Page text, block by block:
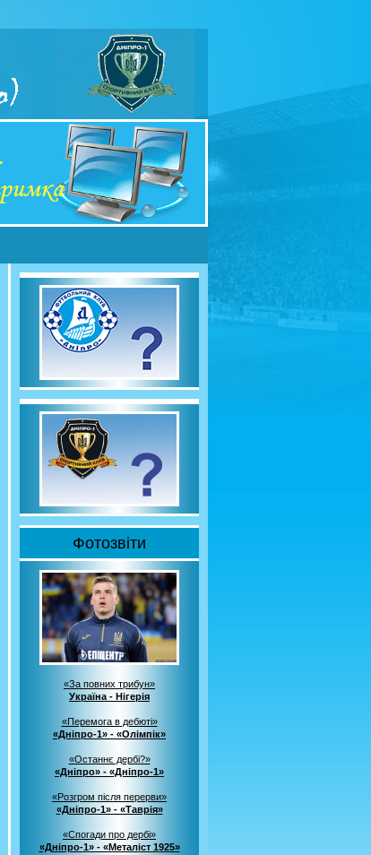
Фотозвіти
«За повних трибун»
Україна - Нігерія
«Перемога в дебюті»
«Дніпро-1» - «Олімпік»
«Останнє дербі?»
«Дніпро» - «Дніпро-1»
«Розгром після перерви»
«Дніпро-1» - «Таврія»
«Спогади про дербі»
«Дніпро-1» - «Металіст 1925»